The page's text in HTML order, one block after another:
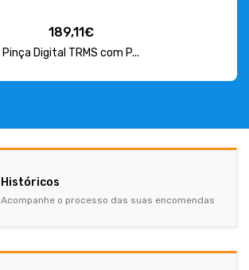
189,11€
Pinça Digital TRMS com P...
Históricos
Acompanhe o processo das suas encomendas